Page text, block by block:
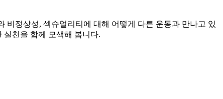
비정상성, 섹슈얼리티에 대해 어떻게 다른 운동과 만나고 있
실천을 함께 모색해 봅니다.